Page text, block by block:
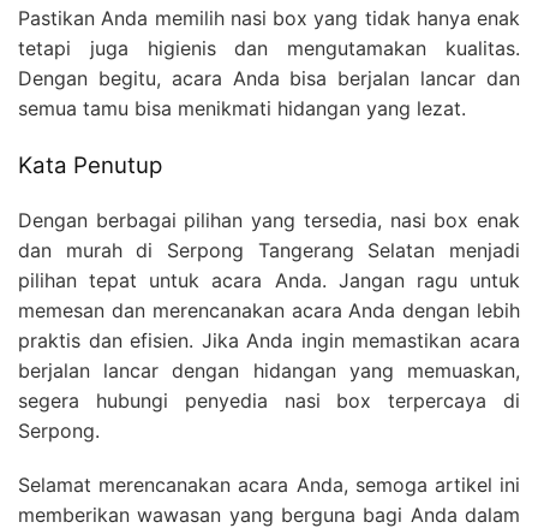
Pastikan Anda memilih nasi box yang tidak hanya enak
tetapi juga higienis dan mengutamakan kualitas.
Dengan begitu, acara Anda bisa berjalan lancar dan
semua tamu bisa menikmati hidangan yang lezat.
Kata Penutup
Dengan berbagai pilihan yang tersedia, nasi box enak
dan murah di Serpong Tangerang Selatan menjadi
pilihan tepat untuk acara Anda. Jangan ragu untuk
memesan dan merencanakan acara Anda dengan lebih
praktis dan efisien. Jika Anda ingin memastikan acara
berjalan lancar dengan hidangan yang memuaskan,
segera hubungi penyedia nasi box terpercaya di
Serpong.
Selamat merencanakan acara Anda, semoga artikel ini
memberikan wawasan yang berguna bagi Anda dalam